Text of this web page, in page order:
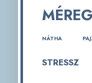
NÁTHA
STRESSZ